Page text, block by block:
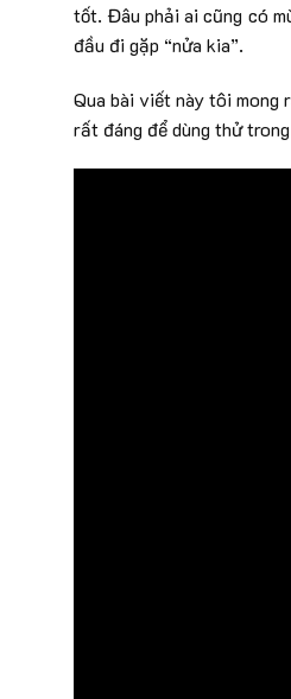
tốt. Đâu phải ai cũng có
đầu đi gặp “nửa kia”.
Qua bài viết này tôi mong
rất đáng để dùng thử